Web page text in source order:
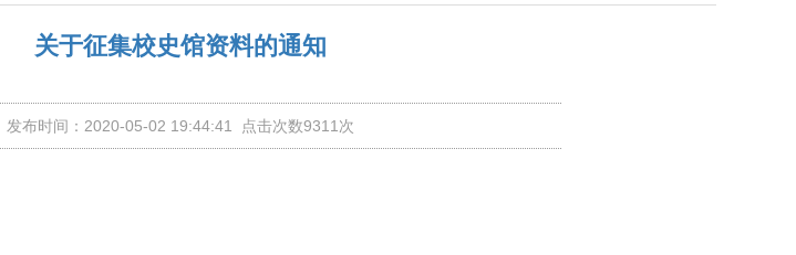
关于征集校史馆资料的通知
发布时间：2020-05-02 19:44:41 点击次数9311次